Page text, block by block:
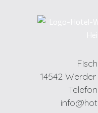
14542